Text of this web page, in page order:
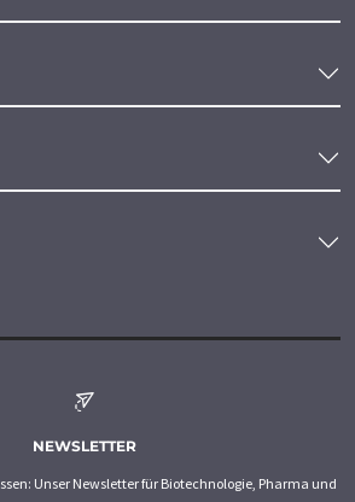
NEWSLETTER
Unser Newsletter für Biotechnologie, Pharma und